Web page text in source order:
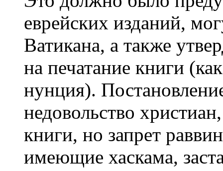
еврейских изданий,
Ватикана, а также
на печатание книги
нунция).
недовольство
книги, но запрет
имеющие хаскама,